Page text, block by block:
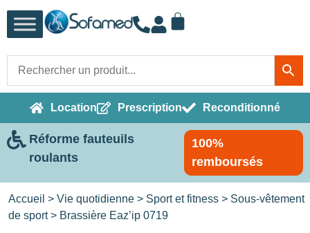
Location Prescription Reconditionné
Réforme fauteuils
roulants
100%
remboursés
Accueil > Vie quotidienne > Sport et fitness > Sous-vêtement
de sport> Brassière Eaz’ip 0719